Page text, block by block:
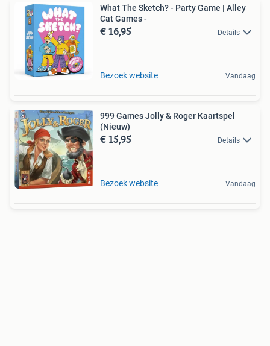
What The Sketch? - Party Game | Alley
Cat Games -
€ 16,95 Details
Bezoek website Vandaag
999 Games Jolly & Roger Kaartspel
(Nieuw)
€ 15,95 Details
Bezoek website Vandaag